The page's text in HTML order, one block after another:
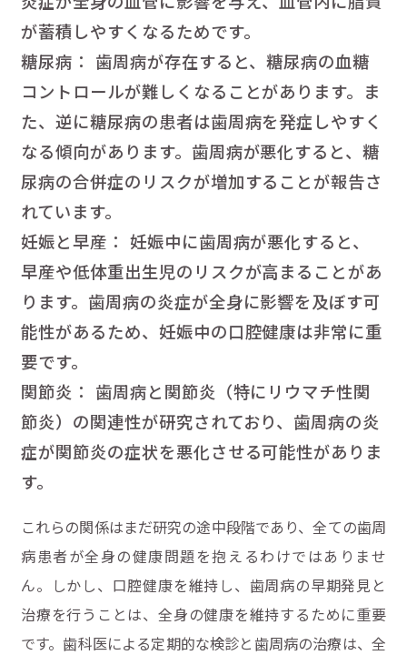
が蓄積しやすくなるためです。
糖尿病： 歯周病が存在すると、糖尿病の血糖
コントロールが難しくなることがあります。ま
た、逆に糖尿病の患者は歯周病を発症しやすく
なる傾向があります。歯周病が悪化すると、糖
尿病の合併症のリスクが増加することが報告さ
れています。
妊娠と早産： 妊娠中に歯周病が悪化すると、
早産や低体重出生児のリスクが高まることがあ
ります。歯周病の炎症が全身に影響を及ぼす可
能性があるため、妊娠中の口腔健康は非常に重
要です。
関節炎： 歯周病と関節炎（特にリウマチ性関
節炎）の関連性が研究されており、歯周病の炎
症が関節炎の症状を悪化させる可能性がありま
す。
これらの関係はまだ研究の途中段階であり、全ての歯周
病患者が全身の健康問題を抱えるわけではありませ
ん。しかし、口腔健康を維持し、歯周病の早期発見と
治療を行うことは、全身の健康を維持するために重要
です。歯科医による定期的な検診と歯周病の治療は、全